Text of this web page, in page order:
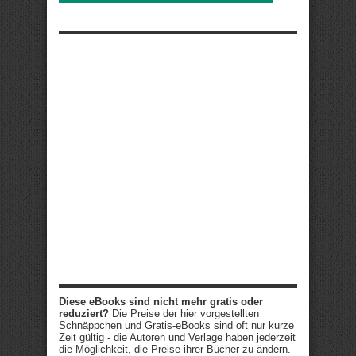
Diese eBooks sind nicht mehr gratis oder
reduziert? Die Preise der hier vorgestellten
Schnäppchen und Gratis-eBooks sind oft nur kurze
Zeit gültig - die Autoren und Verlage haben jederzeit
die Möglichkeit, die Preise ihrer Bücher zu ändern.